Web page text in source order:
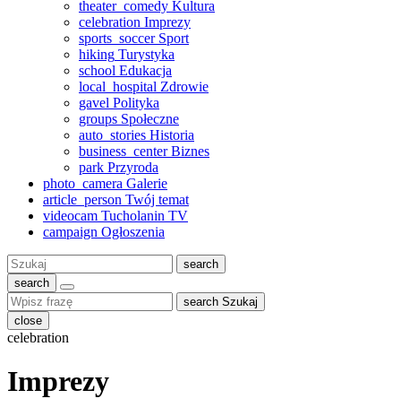
theater_comedy Kultura
celebration Imprezy
sports_soccerSport
hiking Turystyka
school Edukacja
local_hospital Zdrowie
gavel Polityka
groups Społeczne
auto_stories Historia
business_centerBiznes
park Przyroda
photo_camera Galerie
article_person Twój temat
videocam Tucholanin TV
campaign Ogłoszenia
Szukaj:
search
search
search Szukaj
close
celebration
Imprezy